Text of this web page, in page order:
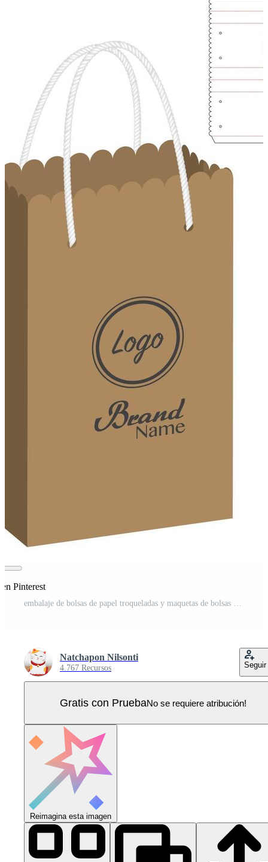
Pinterest
embalaje de bolsas de papel troqueladas y maquetas de bolsas 3d Vector Pro
Natchapon Nilsonti
4.767 Recursos Seguir
Gratis con PruebaNo se requiere atribución!
Reimagina esta imagen